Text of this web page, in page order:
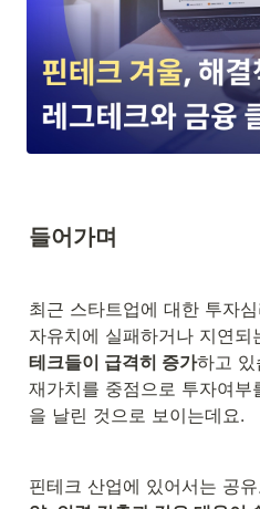
들어가며
최근 스타트업에 대한 투자
자유치에 실패하거나 지연되
테크들이 급격히 증가하고 있
재가치를 중점으로 투자여
을 날린 것으로 보이는데요.
핀테크 산업에 있어서는 공